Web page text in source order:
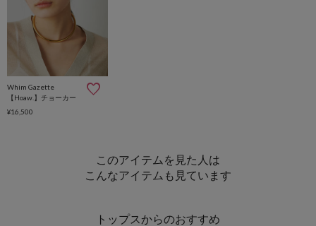
Whim Gazette
【Hoaw.】チョーカー
¥16,500
このアイテムを見た人は
こんなアイテムも見ています
トップスからのおすすめ